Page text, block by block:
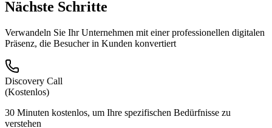
Nächste Schritte
Verwandeln Sie Ihr Unternehmen mit einer professionellen digitalen
Präsenz, die Besucher in Kunden konvertiert
Discovery Call
(Kostenlos)
30 Minuten kostenlos, um Ihre spezifischen Bedürfnisse zu
verstehen